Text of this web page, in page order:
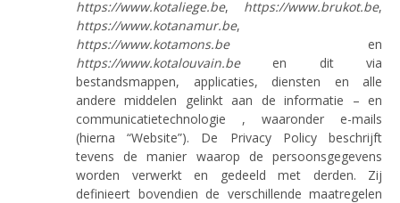
https://www.kotaliege.be, https://www.brukot.be,
https://www.kotanamur.be,
https://www.kotamons.been
https://www.kotalouvain.been dit via
bestandsmappen, applicaties, diensten en alle
andere middelen gelinkt aan de informatie – en
communicatietechnologie , waaronder e-mails
(hierna “Website”). De Privacy Policy beschrijft
tevens de manier waarop de persoonsgegevens
worden verwerkt en gedeeld met derden. Zij
definieert bovendien de verschillende maatregelen